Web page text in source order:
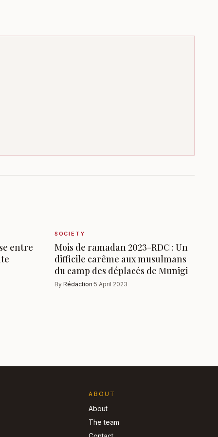
entre
SOCIETY
Mois de ramadan 2023-RDC : Un
difficile carême aux musulmans
du camp des déplacés de Munigi
By Rédaction·5 April 2023
ABOUT
About
The team